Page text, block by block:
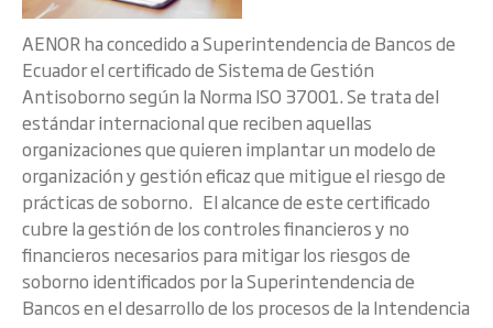
AENOR ha concedido a Superintendencia de Bancos de
Ecuador el certificado de Sistema de Gestión
Antisoborno según la Norma ISO 37001. Se trata del
estándar internacional que reciben aquellas
organizaciones que quieren implantar un modelo de
organización y gestión eficaz que mitigue el riesgo de
prácticas de soborno. El alcance de este certificado
cubre la gestión de los controles financieros y no
financieros necesarios para mitigar los riesgos de
soborno identificados por la Superintendencia de
Bancos en el desarrollo de los procesos de la Intendencia